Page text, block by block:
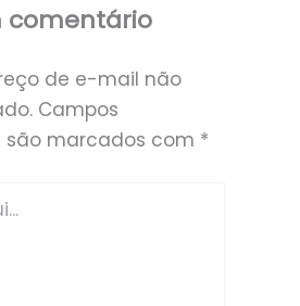
comentário
de e-mail não
Campos
são marcados com *